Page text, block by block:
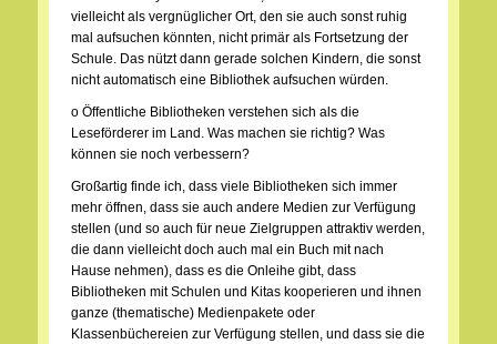
vielleicht als vergnüglicher Ort, den sie auch sonst ruhig
mal aufsuchen könnten, nicht primär als Fortsetzung der
Schule. Das nützt dann gerade solchen Kindern, die sonst
nicht automatisch eine Bibliothek aufsuchen würden.
o Öffentliche Bibliotheken verstehen sich als die
Leseförderer im Land. Was machen sie richtig? Was
können sie noch verbessern?
Großartig finde ich, dass viele Bibliotheken sich immer
mehr öffnen, dass sie auch andere Medien zur Verfügung
stellen (und so auch für neue Zielgruppen attraktiv werden,
die dann vielleicht doch auch mal ein Buch mit nach
Hause nehmen), dass es die Onleihe gibt, dass
Bibliotheken mit Schulen und Kitas kooperieren und ihnen
ganze (thematische) Medienpakete oder
Klassenbüchereien zur Verfügung stellen, und dass sie die